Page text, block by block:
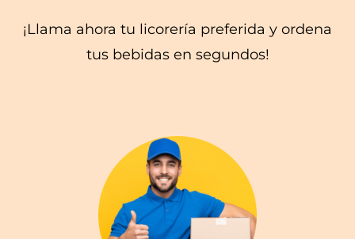
¡Llama ahora tu licorería preferida y ordena
tus bebidas en segundos!